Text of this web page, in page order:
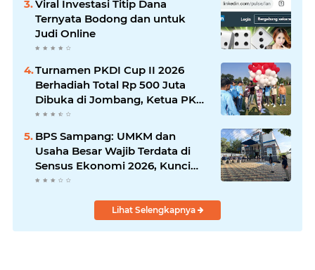
Viral Investasi Titip Dana
Ternyata Bodong dan untuk
Judi Online
Turnamen PKDI Cup II 2026
Berhadiah Total Rp 500 Juta
Dibuka di Jombang, Ketua PKDI
Jatim Syaifullah Mahdi: Ajang
Komunikasi Antar-Kades untuk
Memajukan Desa
BPS Sampang: UMKM dan
Usaha Besar Wajib Terdata di
Sensus Ekonomi 2026, Kunci
Kebijakan Tepat Sasaran
Lihat Selengkapnya